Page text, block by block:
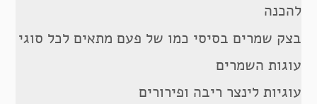
להכנה
בצק שמרים בסיסי כמו של פעם מתאים לכל סוגי
עוגות השמרים
עוגיות לינצר ריבה ופירורים